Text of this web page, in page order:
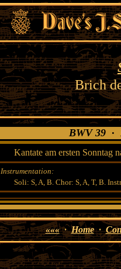
Brich
BWV 39 ·
Kantate am ersten Sonntag
Instrumentation:
Soli: S, A, B. Chor: S, A, T, B.
«««·Home·